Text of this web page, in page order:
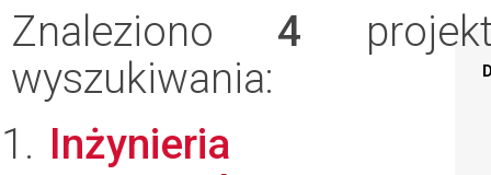
Znaleziono 4
wyszukiwania:
Inżynieria